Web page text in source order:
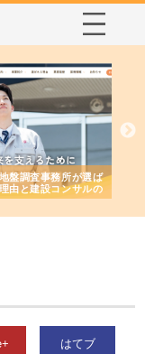
盤調査事務所が選ば
由と建設コンサルの
はてブ